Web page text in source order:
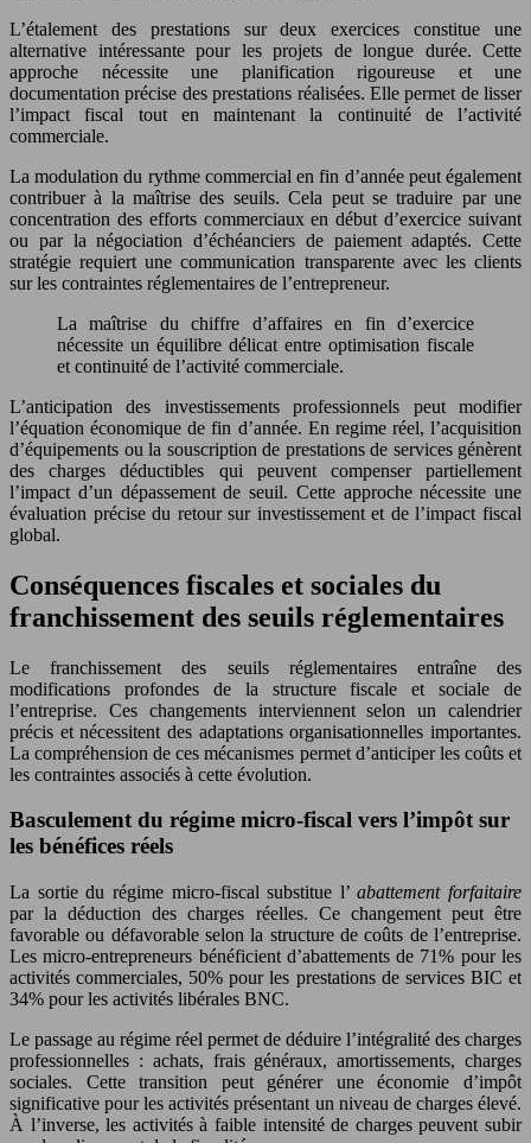
L’étalement des prestations sur deux exercices constitue une
alternative intéressante pour les projets de longue durée. Cette
approche nécessite une planification rigoureuse et une
documentation précise des prestations réalisées. Elle permet de lisser
l’impact fiscal tout en maintenant la continuité de l’activité
commerciale.
La modulation du rythme commercial en fin d’année peut également
contribuer à la maîtrise des seuils. Cela peut se traduire par une
concentration des efforts commerciaux en début d’exercice suivant
ou par la négociation d’échéanciers de paiement adaptés. Cette
stratégie requiert une communication transparente avec les clients
sur les contraintes réglementaires de l’entrepreneur.
La maîtrise du chiffre d’affaires en fin d’exercice
nécessite un équilibre délicat entre optimisation fiscale
et continuité de l’activité commerciale.
L’anticipation des investissements professionnels peut modifier
l’équation économique de fin d’année. En regime réel, l’acquisition
d’équipements ou la souscription de prestations de services génèrent
des charges déductibles qui peuvent compenser partiellement
l’impact d’un dépassement de seuil. Cette approche nécessite une
évaluation précise du retour sur investissement et de l’impact fiscal
global.
Conséquences fiscales et sociales du
franchissement des seuils réglementaires
Le franchissement des seuils réglementaires entraîne des
modifications profondes de la structure fiscale et sociale de
l’entreprise. Ces changements interviennent selon un calendrier
précis et nécessitent des adaptations organisationnelles importantes.
La compréhension de ces mécanismes permet d’anticiper les coûts et
les contraintes associés à cette évolution.
Basculement du régime micro-fiscal vers l’impôt sur
les bénéfices réels
La sortie du régime micro-fiscal substitue l’abattement forfaitaire
par la déduction des charges réelles. Ce changement peut être
favorable ou défavorable selon la structure de coûts de l’entreprise.
Les micro-entrepreneurs bénéficient d’abattements de 71% pour les
activités commerciales, 50% pour les prestations de services BIC et
34% pour les activités libérales BNC.
Le passage au régime réel permet de déduire l’intégralité des charges
professionnelles : achats, frais généraux, amortissements, charges
sociales. Cette transition peut générer une économie d’impôt
significative pour les activités présentant un niveau de charges élevé.
À l’inverse, les activités à faible intensité de charges peuvent subir